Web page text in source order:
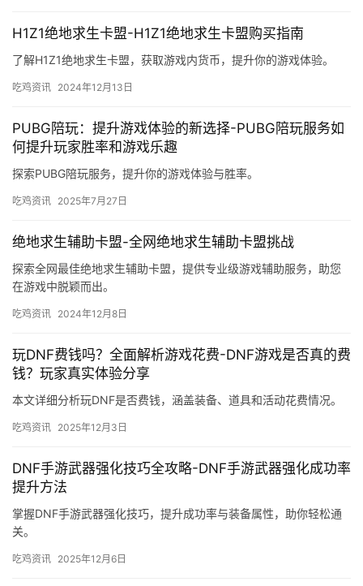
H1Z1绝地求生卡盟-H1Z1绝地求生卡盟购买指南
了解H1Z1绝地求生卡盟，获取游戏内货币，提升你的游戏体验。
吃鸡资讯 2024年12月13日
PUBG陪玩：提升游戏体验的新选择-PUBG陪玩服务如
何提升玩家胜率和游戏乐趣
探索PUBG陪玩服务，提升你的游戏体验与胜率。
吃鸡资讯 2025年7月27日
绝地求生辅助卡盟-全网绝地求生辅助卡盟挑战
探索全网最佳绝地求生辅助卡盟，提供专业级游戏辅助服务，助您
在游戏中脱颖而出。
吃鸡资讯 2024年12月8日
玩DNF费钱吗？全面解析游戏花费-DNF游戏是否真的费
钱？玩家真实体验分享
本文详细分析玩DNF是否费钱，涵盖装备、道具和活动花费情况。
吃鸡资讯 2025年12月3日
DNF手游武器强化技巧全攻略-DNF手游武器强化成功率
提升方法
掌握DNF手游武器强化技巧，提升成功率与装备属性，助你轻松通
关。
吃鸡资讯 2025年12月6日